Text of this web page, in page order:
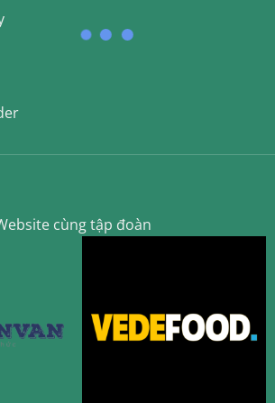
cùng tập đoàn